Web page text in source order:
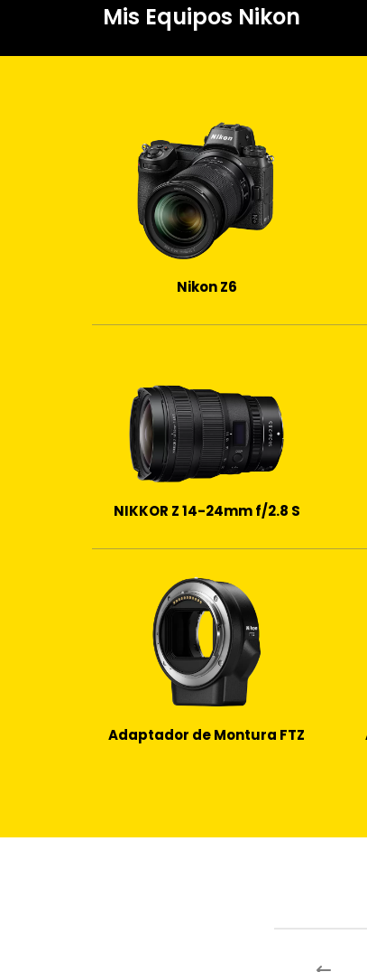
Mis Equipos Nikon
Nikon Z6
NIKKOR Z 14-24mm f/2.8 S
Adaptador de Montura FTZ